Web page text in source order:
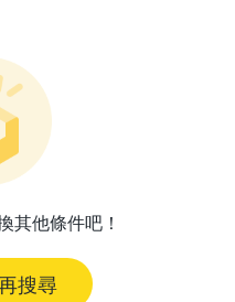
其他條件吧！
搜尋